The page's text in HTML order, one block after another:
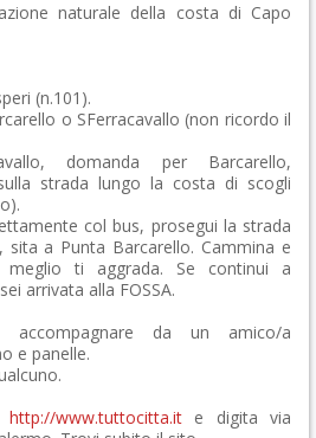
naturale della costa di Capo
(n.101).
o SFerracavallo (non ricordo il
domanda per Barcarello,
strada lungo la costa di scogli
col bus, prosegui la strada
a Punta Barcarello. Cammina e
meglio ti aggrada. Se continui a
arrivata alla FOSSA.
da un amico/a
e panelle.
http://www.tuttocitta.ite digita via